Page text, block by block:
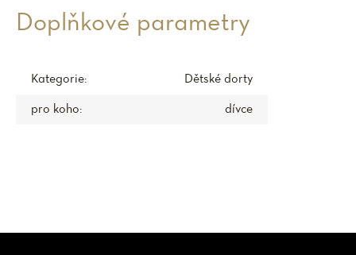
Doplňkové parametry
Kategorie: Dětské dorty
pro koho: dívce